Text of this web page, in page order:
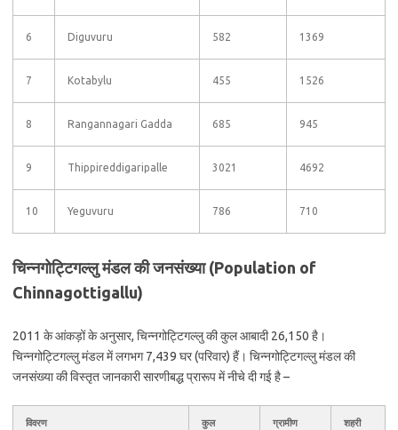
6 Diguvuru 582 1369
7 Kotabylu 455 1526
8 Rangannagari Gadda 685 945
9 Thippireddigaripalle 3021 4692
10 Yeguvuru 786 710
चिन्नगोट्टिगल्लु मंडल की जनसंख्या (Population of
Chinnagottigallu)
2011 के आंकड़ों के अनुसार, चिन्नगोट्टिगल्लु की कुल आबादी 26,150 है।
चिन्नगोट्टिगल्लु मंडल में लगभग 7,439 घर (परिवार) हैं। चिन्नगोट्टिगल्लु मंडल की
जनसंख्या की विस्तृत जानकारी सारणीबद्ध प्रारूप में नीचे दी गई है –
विवरण कुल ग्रामीण शहरी